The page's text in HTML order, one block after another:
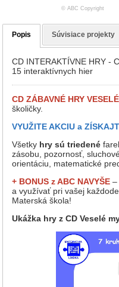
© ABC Copyright
Popis Súvisiace projekty
CD INTERAKTÍVNE HRY -
15 interaktívnych hier
CD ZÁBAVNÉ HRY
školičky.
VYUŽITE AKCIU a
Všetky hry sú triedené
zásobu, pozornosť,
orientáciu, matematické
+ BONUS z ABC NAVYŠE –
a využívať pri vašej
Materská škola!
Ukážka hry z CD Veselé